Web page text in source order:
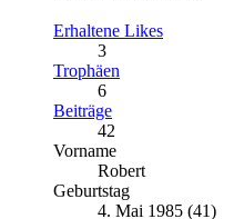
Erhaltene Likes
3
Trophäen
6
Beiträge
42
Vorname
Robert
Geburtstag
4. Mai 1985 (41)